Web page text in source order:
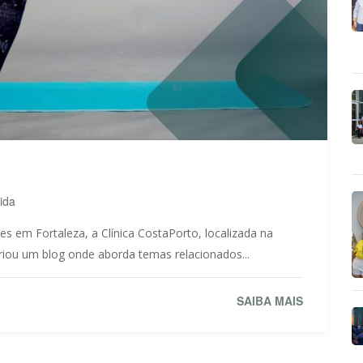
em Fortaleza, a Clínica CostaPorto, localizada na
um blog onde aborda temas relacionados...
SAIBA MAIS